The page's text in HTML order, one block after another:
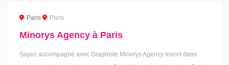
Paris Paris
Minorys Agency à Paris
Soyez accompagné avec Graphiste Minorys Agency inscrit dans